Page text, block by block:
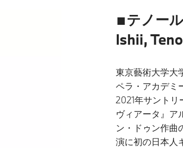
■テノー
Ishii,
東京藝術大学大
ペラ・アカデミ
2021年サントリ
ヴィアータ』ア
ン・ドゥン作曲
演に初の日本人